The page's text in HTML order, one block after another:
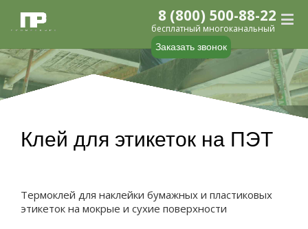
Заказать звонок
8 (800) 500-88-22
бесплатный многоканальный
Клей для этикеток на ПЭТ
Термоклей для наклейки бумажных и пластиковых
этикеток на мокрые и сухие поверхности